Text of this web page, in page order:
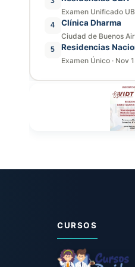
Examen Unificado
4 Clínica Dharma
Ciudad de Buenos
5 Residencias
Examen Único · Nov
CURSOS